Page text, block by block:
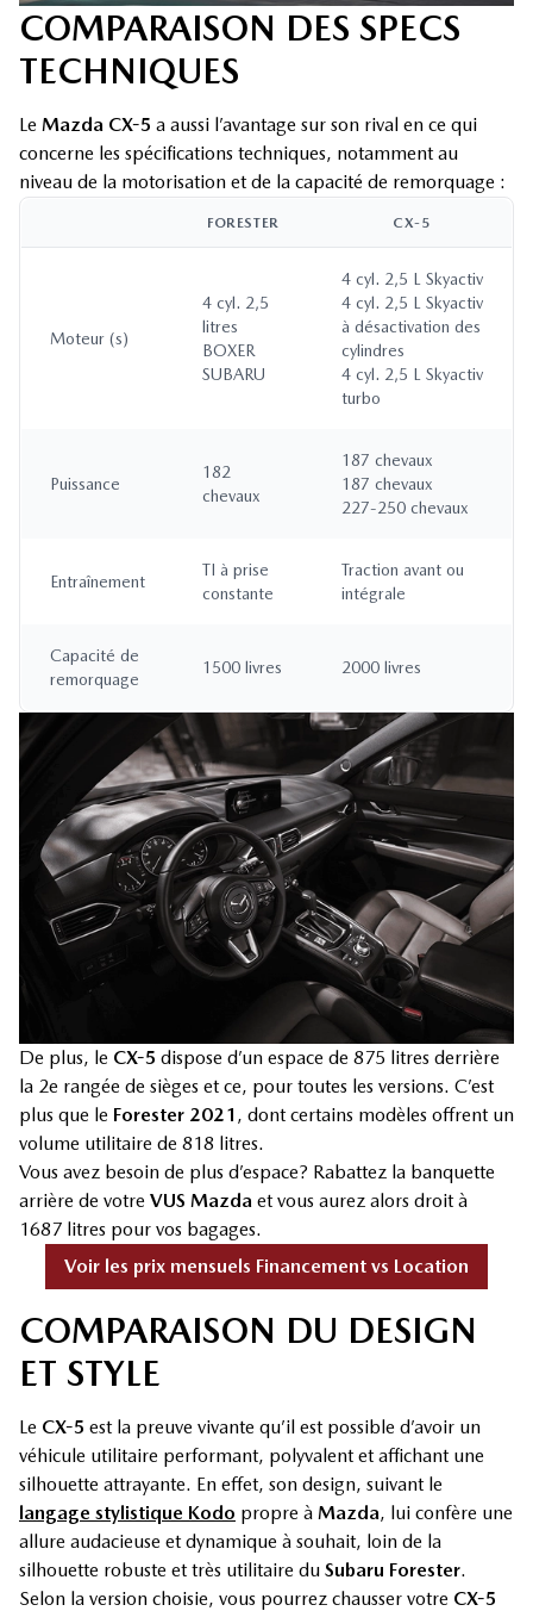
COMPARAISON DES SPECS
TECHNIQUES
Le Mazda CX-5 a aussi l’avantage sur son rival en ce qui
concerne les spécifications techniques, notamment au
niveau de la motorisation et de la capacité de remorquage :
FORESTER CX-5
Moteur (s)
4 cyl. 2,5
litres
BOXER
SUBARU
4 cyl. 2,5 L Skyactiv
4 cyl. 2,5 L Skyactiv
à désactivation des
cylindres
4 cyl. 2,5 L Skyactiv
turbo
Puissance
182
chevaux
187 chevaux
187 chevaux
227-250 chevaux
Entraînement
TI à prise
constante
Traction avant ou
intégrale
Capacité de
remorquage
1500 livres 2000 livres
De plus, le CX-5 dispose d’un espace de 875 litres derrière
la 2e rangée de sièges et ce, pour toutes les versions. C’est
plus que le Forester 2021 , dont certains modèles offrent un
volume utilitaire de 818 litres.
Vous avez besoin de plus d’espace? Rabattez la banquette
arrière de votre VUS Mazda et vous aurez alors droit à
1687 litres pour vos bagages.
Voir les prix mensuels Financement vs Location
COMPARAISON DU DESIGN
ET STYLE
Le CX-5 est la preuve vivante qu’il est possible d’avoir un
véhicule utilitaire performant, polyvalent et affichant une
silhouette attrayante. En effet, son design, suivant le
langage stylistique Kodo propre à Mazda, lui confère une
allure audacieuse et dynamique à souhait, loin de la
silhouette robuste et très utilitaire du Subaru Forester.
Selon la version choisie, vous pourrez chausser votre CX-5